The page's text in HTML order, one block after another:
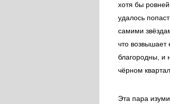
хотя бы
удалось
самими
что
благородны, и
чёрном
Эта пара